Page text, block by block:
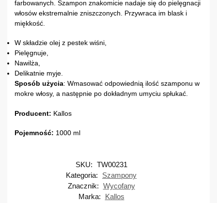
farbowanych. Szampon znakomicie nadaje się do pielęgnacji
włosów ekstremalnie zniszczonych. Przywraca im blask i
miękkość.
W składzie olej z pestek wiśni,
Pielęgnuje,
Nawilża,
Delikatnie myje.
Sposób użycia: Wmasować odpowiednią ilość szamponu w
mokre włosy, a następnie po dokładnym umyciu spłukać.
Producent: Kallos
Pojemność: 1000 ml
SKU: TW00231
Kategoria:
Szampony
Znacznik: Wycofany
Marka:
Kallos